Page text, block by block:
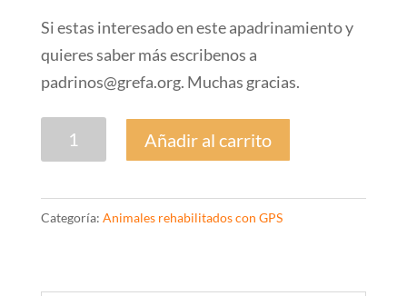
Si estas interesado en este apadrinamiento y
quieres saber más escribenos a
padrinos@grefa.org. Muchas gracias.
Emisor
GPS
Añadir al carrito
Categoría: Animales rehabilitados con GPS